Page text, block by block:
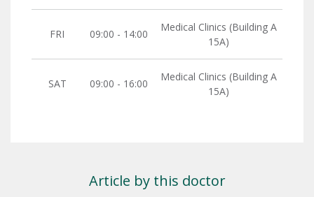
FRI 09:00 - 14:00
Medical Clinics (Building A
15A)
SAT 09:00 - 16:00
Medical Clinics (Building A
15A)
Article by this doctor